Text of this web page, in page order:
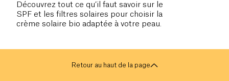
Découvrez tout ce qu’il faut savoir sur le
SPF et les filtres solaires pour choisir la
crème solaire bio adaptée à votre peau.
Retour au haut de la page